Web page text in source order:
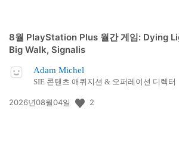
8월 PlayStation Plus 월간 게임: Dying
Big Walk, Signalis
Adam Michel
SIE 콘텐츠 애퀴지션 & 오퍼레이션 디렉터
공
2026년08월04일 2